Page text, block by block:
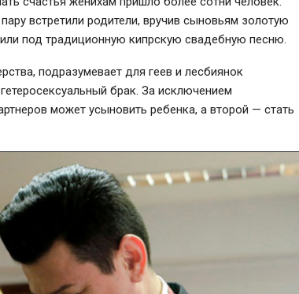
встретили родители, вручив сыновьям золотую
под традиционную кипрскую свадебную песню.
подразумевает для геев и лесбиянок
брак. За исключением
может усыновить ребенка, а второй — стать